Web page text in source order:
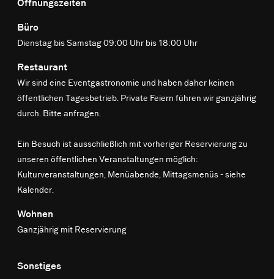
Öffnungszeiten
Büro
Dienstag bis Samstag 09:00 Uhr bis 18:00 Uhr
Restaurant
Wir sind eine Eventgastronomie und haben daher keinen
öffentlichen Tagesbetrieb. Private Feiern führen wir ganzjährig
durch. Bitte anfragen.
Ein Besuch ist ausschließlich mit vorheriger Reservierung zu
unseren öffentlichen Veranstaltungen möglich:
Kulturveranstaltungen, Menüabende, Mittagsmenüs -siehe
Kalender.
Wohnen
Ganzjährig mit Reservierung
Sonstiges